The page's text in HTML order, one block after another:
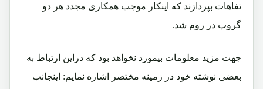
تفاهات بپردازند که اینکار موجب همکاری مجدد هر دو
گروپ در روم شد.
جهت مزید معلومات بیمورد نخواهد بود که دراین ارتباط به
بعضی نوشته خود در زمینه مختصر اشاره نمایم: اینجانب